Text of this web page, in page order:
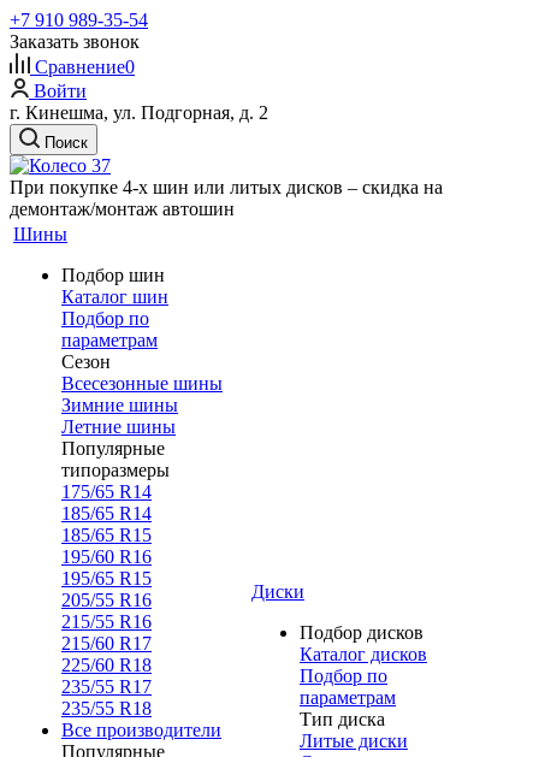
+7 910 989-35-54
Заказать звонок
Сравнение0
Войти
г. Кинешма, ул. Подгорная, д. 2
Поиск
При покупке 4-х шин или литых дисков – скидка на
демонтаж/монтаж автошин
Шины
Подбор шин
Каталог шин
Подбор по
параметрам
Сезон
Всесезонные шины
Зимние шины
Летние шины
Популярные
типоразмеры
175/65 R14
185/65 R14
185/65 R15
195/60 R16
195/65 R15
205/55 R16
215/55 R16
215/60 R17
225/60 R18
235/55 R17
235/55 R18
Все производители
Популярные
Диски
Подбор дисков
Каталог дисков
Подбор по
параметрам
Тип диска
Литые диски